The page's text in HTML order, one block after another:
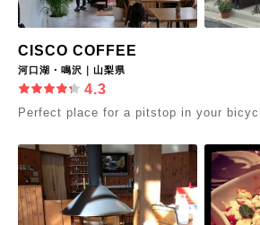
CISCO COFFEE
河口湖・鳴沢｜山梨県
4.3
Perfect place for a pitstop in your